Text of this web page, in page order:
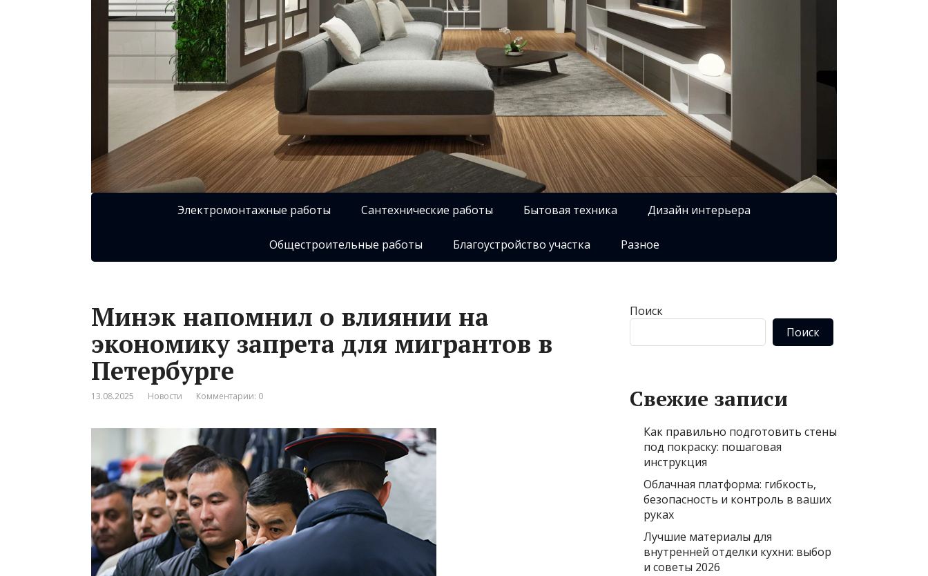
Электромонтажные работы Сантехнические работы Бытовая техника Дизайн интерьера
Общестроительные работы Благоустройство участка Разное
Минэк напомнил о влиянии на
экономику запрета для мигрантов в
Петербурге
13.08.2025 Новости Комментарии: 0
Поиск
Поиск
Свежие записи
Как правильно подготовить стены
под покраску: пошаговая
инструкция
Облачная платформа: гибкость,
безопасность и контроль в ваших
руках
Лучшие материалы для
внутренней отделки кухни: выбор
и советы 2026